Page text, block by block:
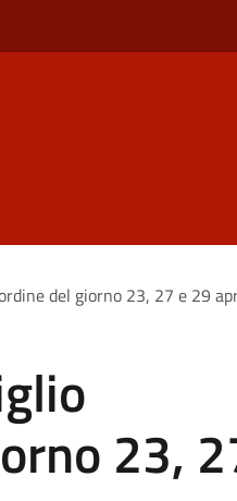
del giorno 23, 27 e 29
23,